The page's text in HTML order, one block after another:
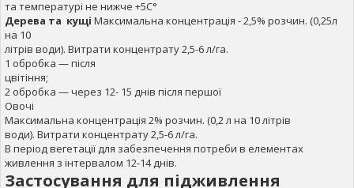
та температурі не нижче +5С°
Дерева та кущі Максимальна концентрація - 2,5% розчин. (0,25л
на 10
літрів води). Витрати концентрату 2,5-6 л/га.
1 обробка — після
цвітіння;
2 обробка — через 12- 15 днів після першої
Овочі
Максимальна концентрація 2% розчин. (0,2 л на 10 літрів
води). Витрати концентрату 2,5-6 л/га.
В період вегетації для забезпечення потреби в елементах
живлення з інтервалом 12-14 днів.
Застосування для підживлення